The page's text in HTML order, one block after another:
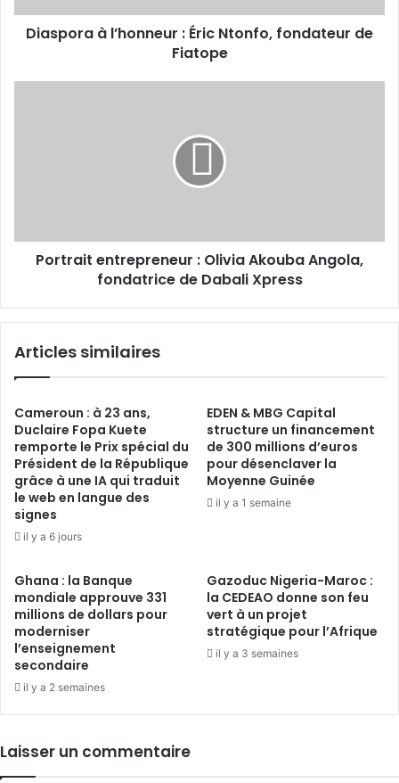
Diaspora à l’honneur : Éric Ntonfo, fondateur de
Fiatope
Dabali
XpressPortrait entrepreneur : Olivia Akouba Angola,
fondatrice de Dabali Xpress
Articles similaires
Cameroun : à 23 ans,
Duclaire Fopa Kuete
remporte le Prix spécial du
Président de la République
grâce à une IA qui traduit
le web en langue des
signes
il y a 6 jours
EDEN & MBG Capital
structure un financement
de 300 millions d’euros
pour désenclaver la
Moyenne Guinée
il y a 1 semaine
Ghana : la Banque
mondiale approuve 331
millions de dollars pour
moderniser
l’enseignement
secondaire
il y a 2 semaines
Gazoduc Nigeria-Maroc :
la CEDEAO donne son feu
vert à un projet
stratégique pour l’Afrique
il y a 3 semaines
Laisser un commentaire